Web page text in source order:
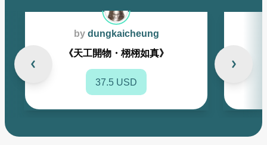
by dungkaicheung
《天工開物・栩栩如真》
37.5 USD